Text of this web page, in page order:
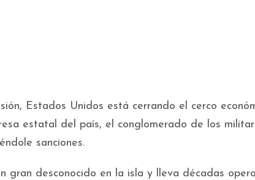
Estados Unidos está cerrando el cerco
estatal del país, el conglomerado de los
sanciones.
gran desconocido en la isla y lleva décadas